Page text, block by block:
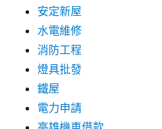
安定新屋
水電維修
消防工程
燈具批發
鐵屋
電力申請